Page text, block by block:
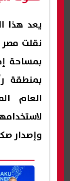
يعد هذا
نقلت
بمنطقة
العام
وإصدار